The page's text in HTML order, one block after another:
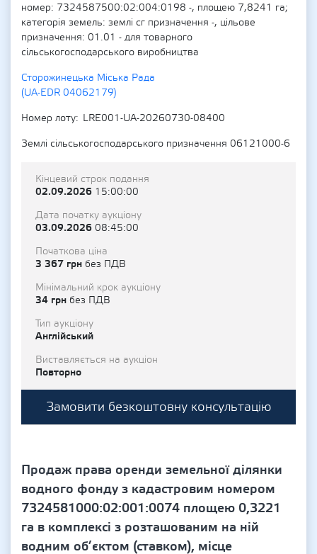
номер: 7324587500:02:004:0198 -, площею 7,8241 га;
категорія земель: землі сг призначення -, цільове
призначення: 01.01 - для товарного
сільськогосподарського виробництва
Сторожинецька Міська Рада
(UA-EDR 04062179)
Номер лоту
LRE001-UA-20260730-08400
Землі сільськогосподарського призначення 06121000-6
Кінцевий строк подання
02.09.2026 15:00:00
Дата початку аукціону
03.09.2026 08:45:00
Початкова ціна
3 367 грн без ПДВ
Мінімальний крок аукціону
34 грн без ПДВ
Тип аукціону
Англійський
Виставляється на аукціон
Повторно
Замовити безкоштовну консультацію
Продаж права оренди земельної ділянки
водного фонду з кадастровим номером
7324581000:02:001:0074 площею 0,3221
га в комплексі з розташованим на ній
водним об’єктом (ставком), місце